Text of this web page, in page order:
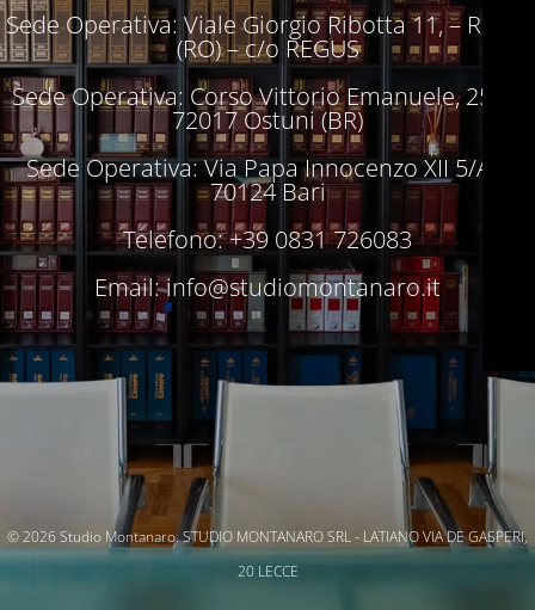
Sede Operativa: Viale Giorgio Ribotta 11, – Roma
(RO) – c/o REGUS
Sede Operativa: Corso Vittorio Emanuele, 250 –
72017 Ostuni (BR)
Sede Operativa: Via Papa Innocenzo XII 5/A –
70124 Bari
Telefono: +39 0831 726083
Email:info@studiomontanaro.it
© 2026 Studio Montanaro. STUDIO MONTANARO SRL - LATIANO VIA DE GASPERI,
20 LECCE